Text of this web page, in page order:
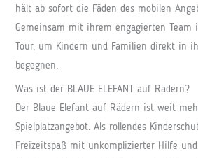
hält ab sofort die Fäden des mobilen
Gemeinsam mit ihrem engagierten Team
Tour, um Kindern und Familien direkt in
begegnen.
Was ist der BLAUE ELEFANT auf Rädern?
Der Blaue Elefant auf Rädern ist weit
Spielplatzangebot. Als rollendes
Freizeitspaß mit unkomplizierter Hilfe